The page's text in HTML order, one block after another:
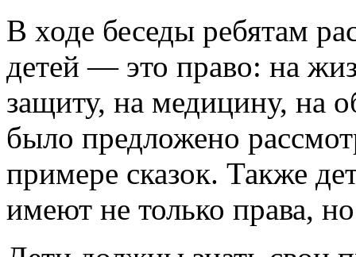
В ходе беседы ребятам
детей — это право: на
защиту, на медицину, на
было предложено
примере сказок. Также
имеют не только права,